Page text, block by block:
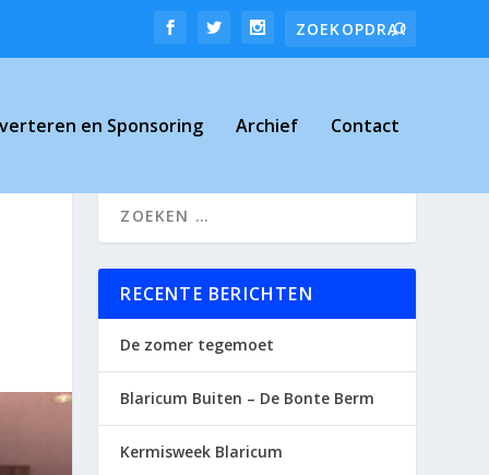
en Sponsoring Archief Contact
RECENTE BERICHTEN
De zomer tegemoet
Blaricum Buiten – De Bonte Berm
Kermisweek Blaricum